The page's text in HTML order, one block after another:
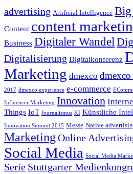
advertising Artificial Intelligence Big
Content content
Business Digitaler Wandel
Digitalisierung Digitalkonferenz
Marketing dmexco
2017 dmexco experience e-commerce
Influencer Marketing Innovation
Things IoT Journalismus KI Künstliche
Innovation Summit 2015 Messe Native
MarketingOnline
Social Media Social Media
Serie Stuttgarter